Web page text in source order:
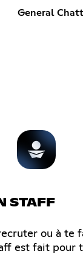
General
STAFF
ou à te
est fait pour